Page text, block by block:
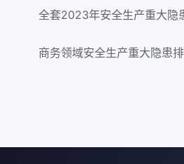
全套2023年安全生产重大隐
商务领域安全生产重大隐患